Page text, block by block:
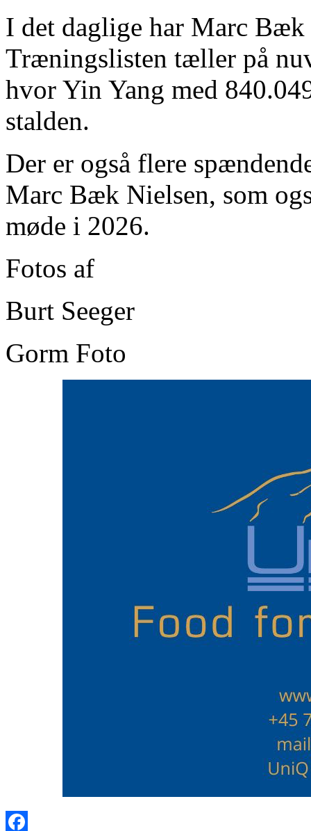
I det daglige har Marc
Træningslisten tæller på
hvor Yin Yang med
stalden.
Der er også flere
Marc Bæk Nielsen, som
møde i 2026.
Fotos af
Burt Seeger
Gorm Foto